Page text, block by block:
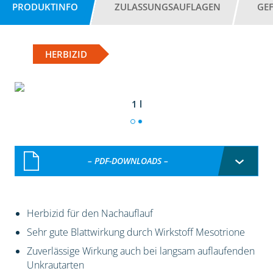
PRODUKTINFO ZULASSUNGSAUFLAGEN
HERBIZID
1 l
– PDF-DOWNLOADS –
Herbizid für den Nachauflauf
Sehr gute Blattwirkung durch Wirkstoff Mesotrione
Zuverlässige Wirkung auch bei langsam auflaufenden
Unkrautarten